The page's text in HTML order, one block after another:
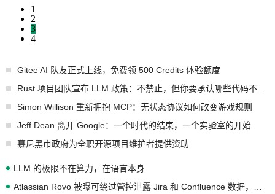
1
2
3
4
Gitee AI 队友正式上线，免费领 500 Credits 体验额度
Simon Willison 重新拥抱 MCP：无状态协议如何改变游戏规则
Jeff Dean 离开 Google：一个时代的结束，一个实验室的开始
慕尼黑市政府为全职开源项目维护者提供资助
LLM 的极限不在算力，在语言本身